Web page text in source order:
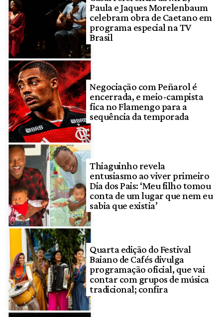
Paula e Jaques Morelenbaum
celebram obra de Caetano em
programa especial na TV
Brasil
Negociação com Peñarol é
encerrada, e meio-campista
fica no Flamengo para a
sequência da temporada
Thiaguinho revela
entusiasmo ao viver primeiro
Dia dos Pais: ‘Meu filho tomou
conta de um lugar que nem eu
sabia que existia’
Quarta edição do Festival
Baiano de Cafés divulga
programação oficial, que vai
contar com grupos de música
tradicional; confira